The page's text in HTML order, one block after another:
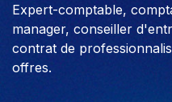
Expert-comptable,
manager, conseiller
contrat de
offres.